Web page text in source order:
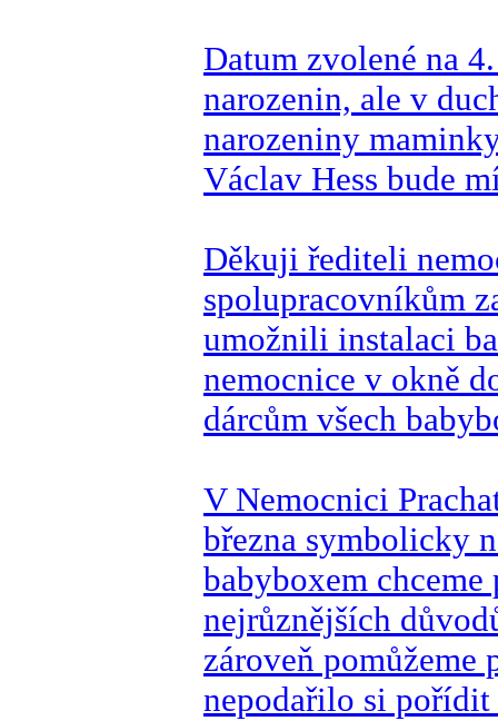
Datum zvolené na
narozenin, ale v
narozeniny
Václav Hess bude
Děkuji řediteli
spolupracovníkům
umožnili instalaci
nemocnice v okně
dárcům všech
V Nemocnici
března symbolicky
babyboxem
nejrůznějších
zároveň pomůžeme
nepodařilo si